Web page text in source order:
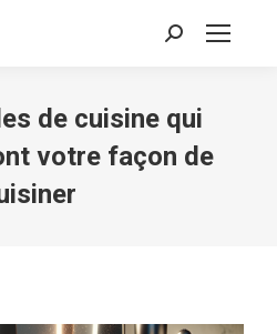
Recherche
de cuisine qui
votre façon de